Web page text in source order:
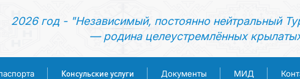
2026 год - "Независимый, постоянно нейтральный
— родина целеустремлённых
Консульские услуги Документы МИД